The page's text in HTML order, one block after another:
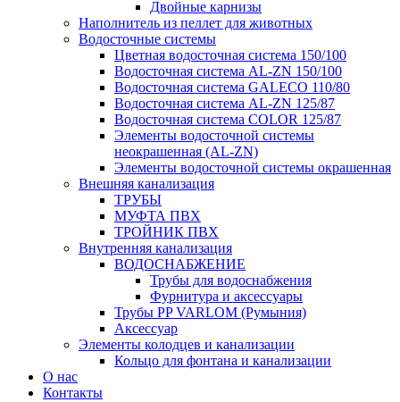
Двойные карнизы
Наполнитель из пеллет для животных
Водосточные системы
Цветная водосточная система 150/100
Водосточная система AL-ZN 150/100
Водосточная система GALECO 110/80
Водосточная система AL-ZN 125/87
Водосточная система COLOR 125/87
Элементы водосточной системы
неокрашенная (AL-ZN)
Элементы водосточной системы окрашенная
Внешняя канализация
ТРУБЫ
МУФТА ПВХ
ТРОЙНИК ПВХ
Внутренняя канализация
ВОДОСНАБЖЕНИЕ
Трубы для водоснабжения
Фурнитура и аксессуары
Трубы PP VARLOM (Румыния)
Аксессуар
Элементы колодцев и канализации
Кольцо для фонтана и канализации
О нас
Контакты